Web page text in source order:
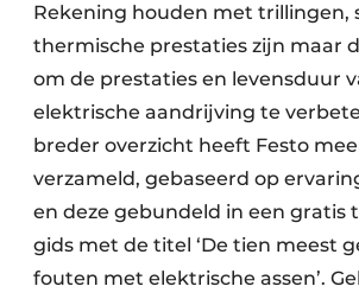
Rekening houden met trillingen,
thermische prestaties zijn maar
om de prestaties en levensduur
elektrische aandrijving te
breder overzicht heeft Festo
verzameld, gebaseerd op
en deze gebundeld in een gratis
gids met de titel ‘De tien meest
fouten met elektrische assen’.